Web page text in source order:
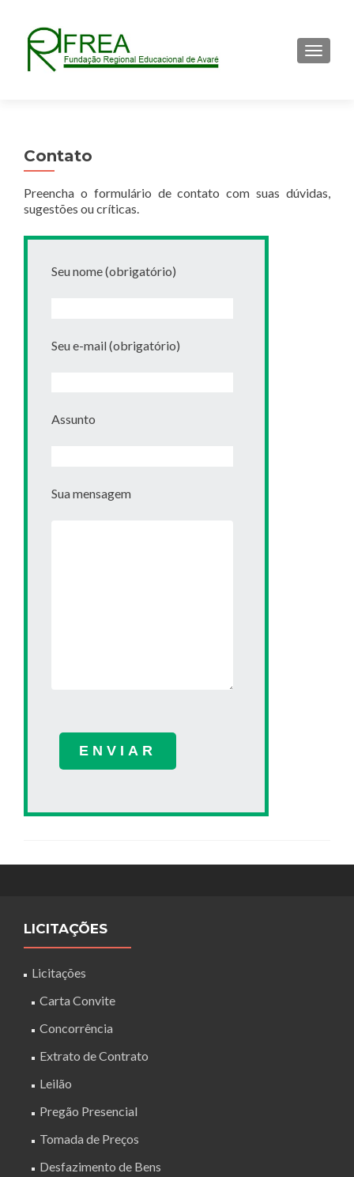
Contato
Preencha o formulário de contato com suas dúvidas,
sugestões ou críticas.
Seu nome (obrigatório)
Seu e-mail (obrigatório)
Assunto
Sua mensagem
LICITAÇÕES
Licitações
Carta Convite
Concorrência
Extrato de Contrato
Leilão
Pregão Presencial
Tomada de Preços
Desfazimento de Bens